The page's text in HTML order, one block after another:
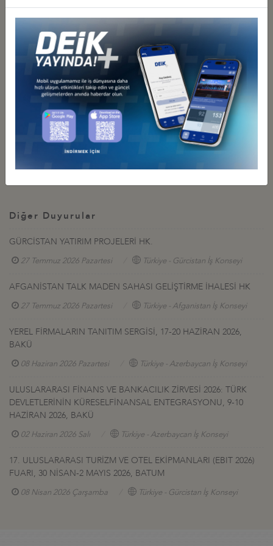
Çağla Mazlum, Tel: 0212 339 50 10, E-mail:avrasya@deik.org.tr/
Faks: 0212 270 37 84 ) iletmeleri gerekmektedir.
Saygılarımla.
Ek-1 : Başvuru Formu (1 Sayfa)
Ek-2 : Taslak Program (1 Sayfa)
İlgili Dosyalar
Katılım Formu
Diğer Duyurular
GÜRCİSTAN YATIRIM PROJELERİ HK.
27 Temmuz 2026 Pazartesi Türkiye - Gürcistan İş Konseyi
AFGANİSTAN TALK MADEN SAHASI GELİŞTİRME İHALESİ HK
27 Temmuz 2026 Pazartesi Türkiye - Afganistan İş Konseyi
YEREL FİRMALARIN TANITIM SERGİSİ, 17-20 HAZİRAN 2026,
BAKÜ
08 Haziran 2026 Pazartesi Türkiye - Azerbaycan İş Konseyi
ULUSLARARASI FİNANS VE BANKACILIK ZİRVESİ 2026: TÜRK
DEVLETLERİNİN KÜRESELFİNANSAL ENTEGRASYONU, 9-10
HAZİRAN 2026, BAKÜ
02 Haziran 2026 Salı Türkiye - Azerbaycan İş Konseyi
17. ULUSLARARASI TURİZM VE OTEL EKİPMANLARI (EBIT 2026)
FUARI, 30 NİSAN-2 MAYIS 2026, BATUM
08 Nisan 2026 Çarşamba Türkiye - Gürcistan İş Konseyi